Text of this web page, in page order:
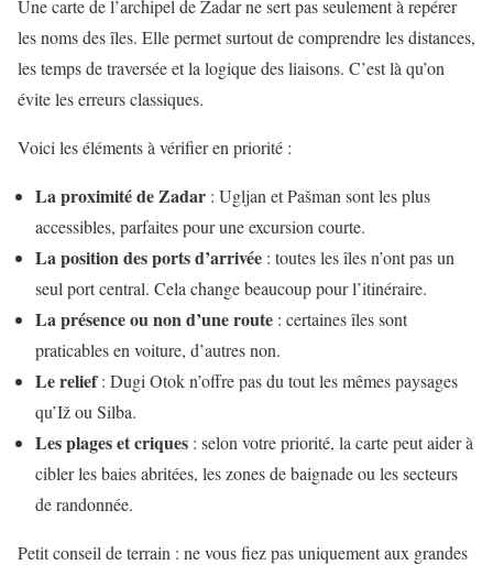
Une carte de l’archipel de Zadar ne sert pas seulement à repérer
les noms des îles. Elle permet surtout de comprendre les distances,
les temps de traversée et la logique des liaisons. C’est là qu’on
évite les erreurs classiques.
Voici les éléments à vérifier en priorité :
La proximité de Zadar : Ugljan et Pašman sont les plus
accessibles, parfaites pour une excursion courte.
La position des ports d’arrivée : toutes les îles n’ont pas un
seul port central. Cela change beaucoup pour l’itinéraire.
La présence ou non d’une route : certaines îles sont
praticables en voiture, d’autres non.
Le relief: Dugi Otok n’offre pas du tout les mêmes paysages
qu’Iž ou Silba.
Les plages et criques : selon votre priorité, la carte peut aider à
cibler les baies abritées, les zones de baignade ou les secteurs
de randonnée.
Petit conseil de terrain : ne vous fiez pas uniquement aux grandes